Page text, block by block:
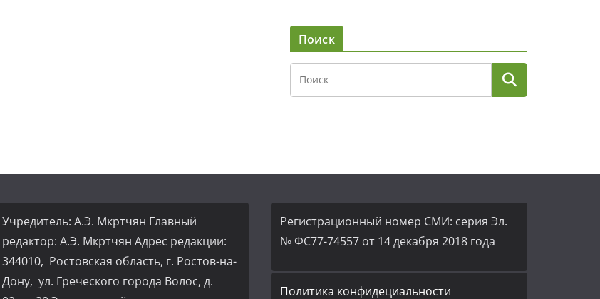
Поиск
Учредитель: А.Э. Мкртчян Главный
редактор: А.Э. Мкртчян Адрес редакции:
344010, Ростовская область, г. Ростов-на-
Дону, ул. Греческого города Волос, д.
Регистрационный номер СМИ: серия Эл.
№ ФС77-74557 от 14 декабря 2018 года
Политика конфидециальности